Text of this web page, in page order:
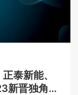
泰新能、
新晋独角